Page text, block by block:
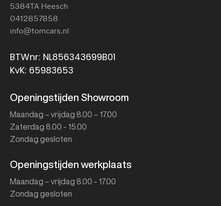
5384TA Heesch
0412857858
info@tomcars.nl
BTWnr: NL856343699B01
KvK: 65983653
Openingstijden Showroom
Maandag – vrijdag 8.00 – 17.00
Zaterdag 8.00 - 15.00
Zondag gesloten
Openingstijden werkplaats
Maandag – vrijdag 8.00 - 17.00
Zondag gesloten